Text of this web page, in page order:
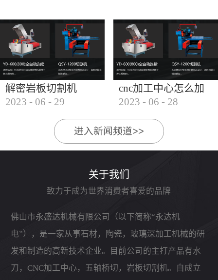
是用于实现快速切割大型石材和工业砖石的机器，具
有高效、节能、环保等优点，是现代建筑行业必不可
少的设备之一。但是，如何选择合适的桥切机厂家也
是很多消费者不得不面对的问题。选择一个靠谱的桥
切机厂家，是保证桥切机使用效果和...
解密岩板切割机
2023 - 06 - 29
cnc加工中心怎么加
工石材
2023 - 06 - 28
进入新闻频道>>
关于我们
致力于成为世界消费者喜爱的品牌
佛山市永盛达机械有限公司（以下简称“永达机
电”），是一家从事石材，陶瓷，玻璃深加工机械的研
发和制造的高新技术企业。目前公司的主打产品有水
刀，CNC加工中心，五轴桥切，岩板切割机。自成立